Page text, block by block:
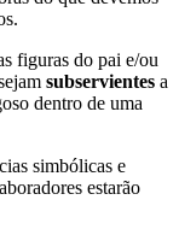
figuras do pai e/ou
subservientes a
dentro de uma
simbólicas e
estarão